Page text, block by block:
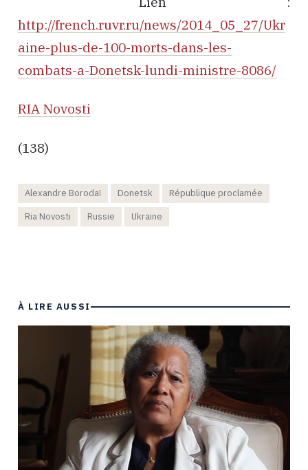
http://french.ruvr.ru/news/2014_05_27/Ukr
aine-plus-de-100-morts-dans-les-
combats-a-Donetsk-lundi-ministre-8086/
RIA Novosti
(138)
Alexandre Borodaï Donetsk
République proclamée
Ria Novosti
Russie Ukraine
À LIRE AUSSI